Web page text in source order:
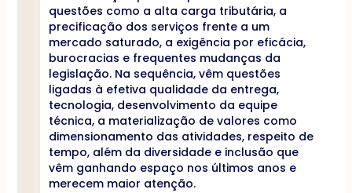
questões como a alta carga tributária, a
precificação dos serviços frente a um
mercado saturado, a exigência por eficácia,
burocracias e frequentes mudanças da
legislação. Na sequência, vêm questões
ligadas à efetiva qualidade da entrega,
tecnologia, desenvolvimento da equipe
técnica, a materialização de valores como
dimensionamento das atividades, respeito de
tempo, além da diversidade e inclusão que
vêm ganhando espaço nos últimos anos e
merecem maior atenção.